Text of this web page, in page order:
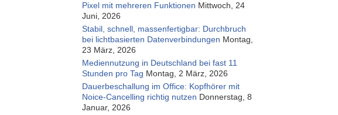
Pixel mit mehreren Funktionen Mittwoch, 24
Juni, 2026
Stabil, schnell, massenfertigbar: Durchbruch
bei lichtbasierten Datenverbindungen Montag,
23 März, 2026
Mediennutzung in Deutschland bei fast 11
Stunden pro Tag Montag, 2 März, 2026
Dauerbeschallung im Office: Kopfhörer mit
Noice-Cancelling richtig nutzen Donnerstag, 8
Januar, 2026